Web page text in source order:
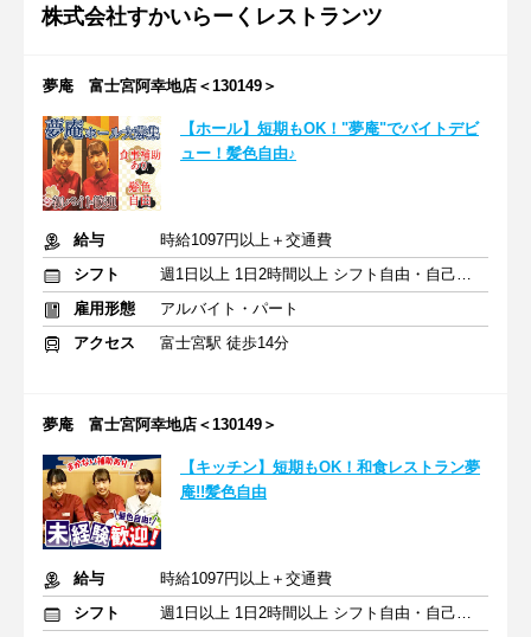
株式会社すかいらーくレストランツ
夢庵 富士宮阿幸地店＜130149＞
【ホール】短期もOK！"夢庵"でバイトデビ
ュー！髪色自由♪
給与
時給1097円以上＋交通費
シフト
週1日以上 1日2時間以上 シフト自由・自己申告
雇用形態
アルバイト・パート
アクセス
富士宮駅 徒歩14分
夢庵 富士宮阿幸地店＜130149＞
【キッチン】短期もOK！和食レストラン夢
庵!!髪色自由
給与
時給1097円以上＋交通費
シフト
週1日以上 1日2時間以上 シフト自由・自己申告